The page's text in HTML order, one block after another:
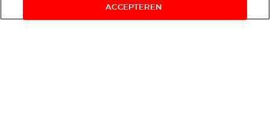
ACCEPTEREN